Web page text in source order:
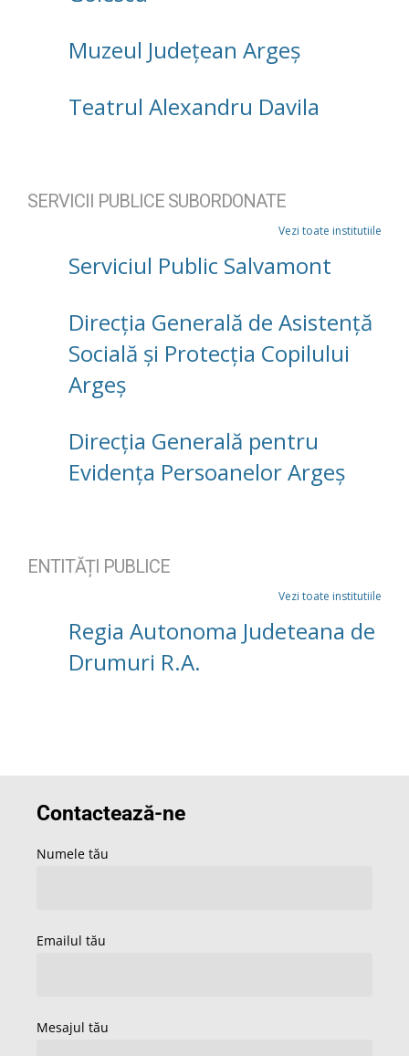
Muzeul Județean Argeș
Teatrul Alexandru Davila
SERVICII PUBLICE SUBORDONATE
Vezi toate institutiile
Serviciul Public Salvamont
Direcţia Generală de Asistenţă
Socială şi Protecţia Copilului
Argeş
Direcția Generală pentru
Evidența Persoanelor Argeș
ENTITĂȚI PUBLICE
Vezi toate institutiile
Regia Autonoma Judeteana de
Drumuri R.A.